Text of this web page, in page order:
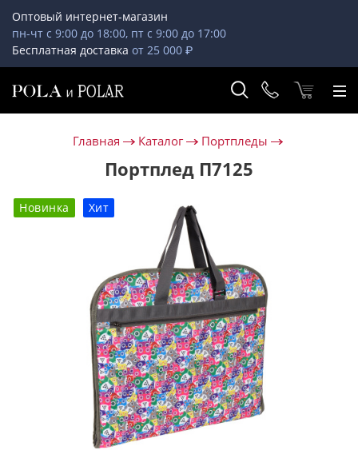
Оптовый интернет-магазин
пн-чт с 9:00 до 18:00, пт с 9:00 до 17:00
Бесплатная доставка от 25 000 ₽
Главная Каталог Портпледы
Портплед П7125
Новинка Хит